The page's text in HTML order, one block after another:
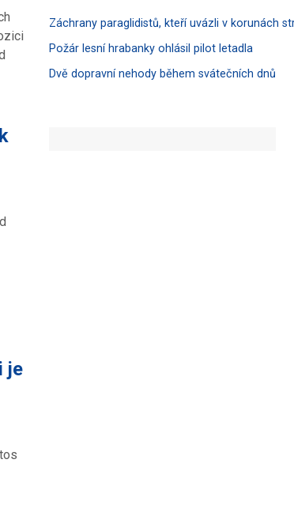
je
Záchrany paraglidistů, kteří uvázli v korunách
Požár lesní hrabanky ohlásil pilot letadla
Dvě dopravní nehody během svátečních dnů